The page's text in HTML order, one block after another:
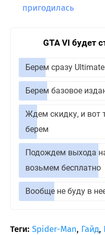
пригодилась
GTA VI будет
Берем сразу
Берем базовое
Ждем скидку, и вот
берем
Подождем выхода
возьмем бесплатно
Вообще не буду в
Теги: Spider-Man, Гайд,